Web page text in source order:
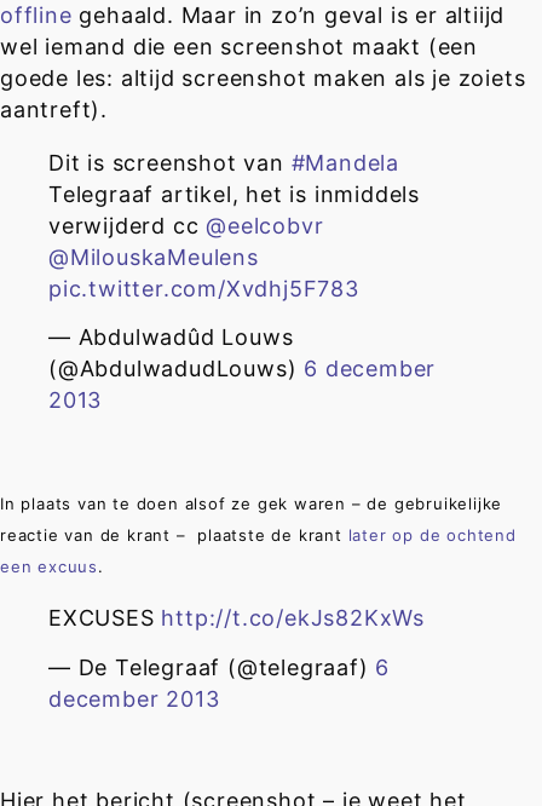
offline gehaald. Maar in zo’n geval is er altiijd
wel iemand die een screenshot maakt (een
goede les: altijd screenshot maken als je zoiets
aantreft).
Dit is screenshot van #Mandela
Telegraaf artikel, het is inmiddels
verwijderd cc @eelcobvr
@MilouskaMeulens
pic.twitter.com/Xvdhj5F783
— Abdulwadûd Louws
(@AbdulwadudLouws) 6 december
2013
In plaats van te doen alsof ze gek waren – de gebruikelijke
reactie van de krant – plaatste de krant later op de ochtend
een excuus.
EXCUSES http://t.co/ekJs82KxWs
— De Telegraaf (@telegraaf) 6
december 2013
Hier het bericht (screenshot – je weet het